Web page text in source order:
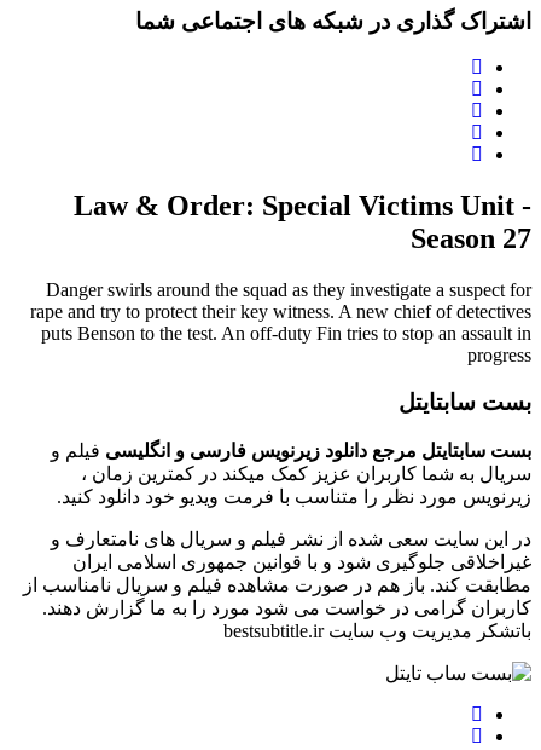
اشتراک گذاری در شبکه های اجتماعی شما
Law & Order: Special Victims Unit -
Season 27
Danger swirls around the squad as they investigate a suspect for
rape and try to protect their key witness. A new chief of detectives
puts Benson to the test. An off-duty Fin tries to stop an assault in
progress
بست سابتایتل
بست سابتایتل مرجع دانلود زیرنویس فارسی و انگلیسی فیلم و
سریال به شما کاربران عزیز کمک میکند در کمترین زمان ،
زیرنویس مورد نظر را متناسب با فرمت ویدیو خود دانلود کنید.
در این سایت سعی شده از نشر فیلم و سریال های نامتعارف و
غیراخلاقی جلوگیری شود و با قوانین جمهوری اسلامی ایران
مطابقت کند. باز هم در صورت مشاهده فیلم و سریال نامناسب از
کاربران گرامی در خواست می شود مورد را به ما گزارش دهند.
باتشکر مدیریت وب سایت bestsubtitle.ir